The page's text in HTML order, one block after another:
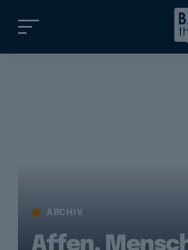
ARCHIV
Affen,